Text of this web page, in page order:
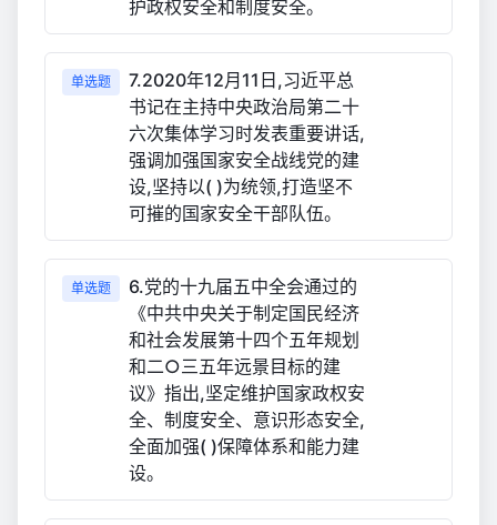
护政权安全和制度安全。
单选题
7.2020年12月11日,习近平总
书记在主持中央政治局第二十
六次集体学习时发表重要讲话,
强调加强国家安全战线党的建
设,坚持以( )为统领,打造坚不
可摧的国家安全干部队伍。
单选题
6.党的十九届五中全会通过的
《中共中央关于制定国民经济
和社会发展第十四个五年规划
和二○三五年远景目标的建
议》指出,坚定维护国家政权安
全、制度安全、意识形态安全,
全面加强( )保障体系和能力建
设。